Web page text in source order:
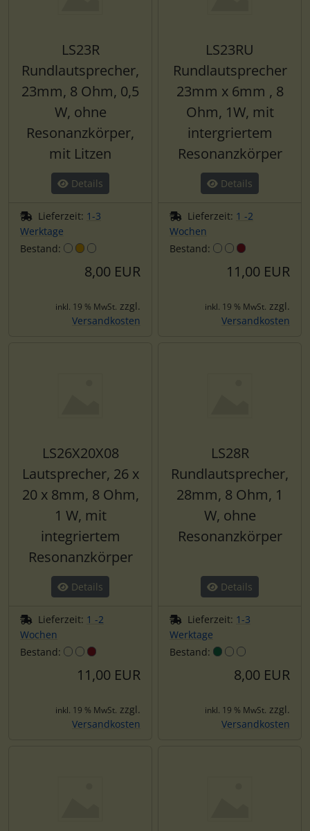
LS23R
Rundlautsprecher,
23mm, 8 Ohm, 0,5
W, ohne
Resonanzkörper,
mit Litzen
Details
Lieferzeit: 1-3
Werktage
Bestand:
8,00 EUR
inkl. 19 % MwSt. zzgl.
Versandkosten
LS23RU
Rundlautsprecher
23mm x 6mm , 8
Ohm, 1W, mit
intergriertem
Resonanzkörper
Details
Lieferzeit: 1 -2
Wochen
Bestand:
11,00 EUR
inkl. 19 % MwSt. zzgl.
Versandkosten
LS26X20X08
Lautsprecher, 26 x
20 x 8mm, 8 Ohm,
1 W, mit
integriertem
Resonanzkörper
Details
Lieferzeit: 1 -2
Wochen
Bestand:
11,00 EUR
inkl. 19 % MwSt. zzgl.
Versandkosten
LS28R
Rundlautsprecher,
28mm, 8 Ohm, 1
W, ohne
Resonanzkörper
Details
Lieferzeit: 1-3
Werktage
Bestand:
8,00 EUR
inkl. 19 % MwSt. zzgl.
Versandkosten